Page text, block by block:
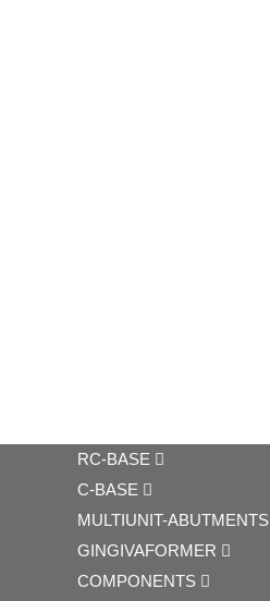
RC-BASE
C-BASE
MULTIUNIT-ABUTMENTS
GINGIVAFORMER
COMPONENTS